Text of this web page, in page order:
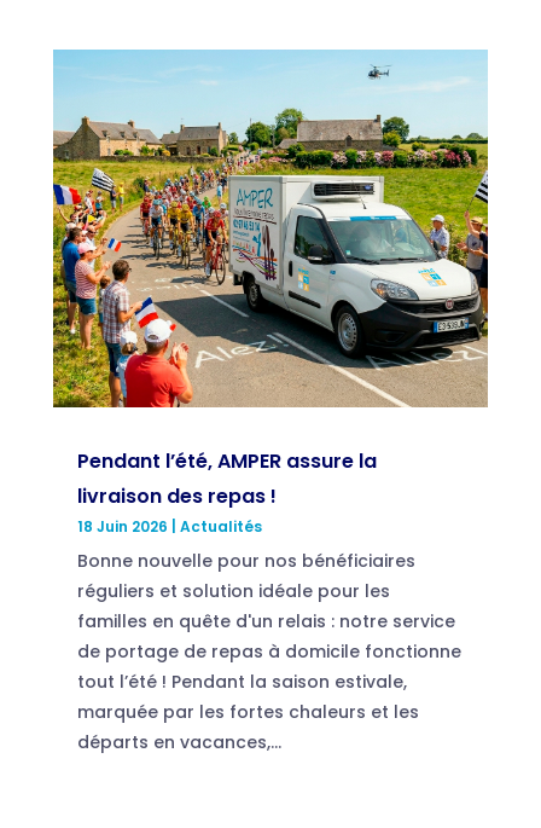
Pendant l’été, AMPER assure la
livraison des repas !
18 Juin 2026 Actualités
Bonne nouvelle pour nos bénéficiaires
réguliers et solution idéale pour les
familles en quête d'un relais : notre service
de portage de repas à domicile fonctionne
tout l’été ! Pendant la saison estivale,
marquée par les fortes chaleurs et les
départs en vacances,...